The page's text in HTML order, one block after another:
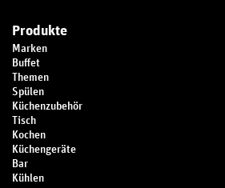
Produkte
Marken
Buffet
Themen
Spülen
Küchenzubehör
Tisch
Kochen
Küchengeräte
Bar
Kühlen